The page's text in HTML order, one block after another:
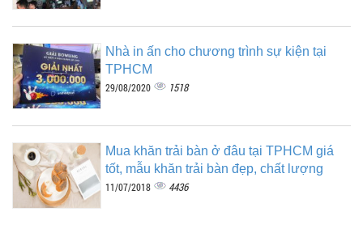
Nhà in ấn cho chương trình sự kiện tại
TPHCM
29/08/2020 1518
Mua khăn trải bàn ở đâu tại TPHCM giá
tốt, mẫu khăn trải bàn đẹp, chất lượng
11/07/2018 4436